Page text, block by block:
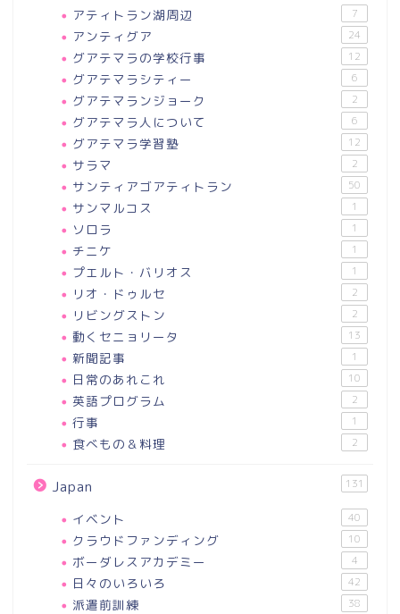
アティトラン湖周辺 7
アンティグア 24
グアテマラの学校行事 12
グアテマラシティー 6
グアテマランジョーク 2
グアテマラ人について 6
グアテマラ学習塾 12
サラマ 2
サンティアゴアティトラン 50
サンマルコス 1
ソロラ 1
チニケ 1
プエルト・バリオス 1
リオ・ドゥルセ 2
リビングストン 2
動くセニョリータ 13
新聞記事 1
日常のあれこれ 10
英語プログラム 2
行事 1
食べもの＆料理 2
Japan 131
イベント 40
クラウドファンディング 10
ボーダレスアカデミー 4
日々のいろいろ 42
派遣前訓練 38